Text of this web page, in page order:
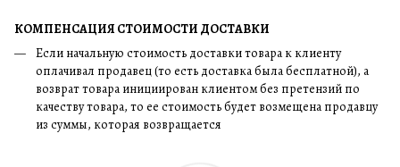
КОМПЕНСАЦИЯ СТОИМОСТИ ДОСТАВКИ
Если начальную стоимость доставки товара к клиенту
оплачивал продавец (то есть доставка была бесплатной), а
возврат товара инициирован клиентом без претензий по
качеству товара, то ее стоимость будет возмещена продавцу
из суммы, которая возвращается